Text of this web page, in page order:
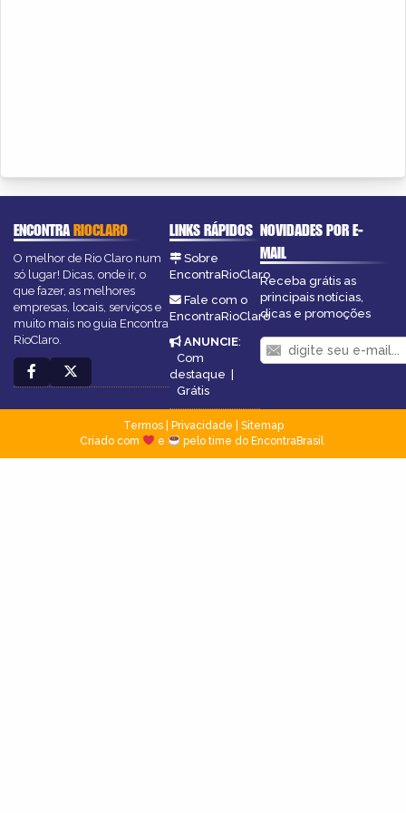
ENCONTRARIOCLARO
O melhor de Rio Claro num
só lugar! Dicas, onde ir, o
que fazer, as melhores
empresas, locais, serviços e
muito mais no guia Encontra
RioClaro.
LINKS RÁPIDOS
Sobre
EncontraRioClaro
Fale com o
EncontraRioClaro
ANUNCIE:
Com
destaque |
Grátis
NOVIDADES POR E-
MAIL
Receba grátis as
principais notícias,
dicas e promoções
Termos| Privacidade
Sitemap
Criado com
e pelo time do EncontraBrasil